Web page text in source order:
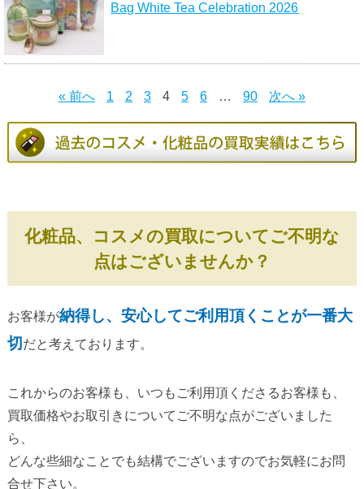
Bag White Tea Celebration 2026
« 前へ 1 2 3 4 5 6 … 90 次へ »
化粧品、コスメの買取についてご不明な
点はございませんか？
お客様が納得し、安心してご利用頂くことが一番大
切だと考えております。
これからのお客様も、いつもご利用頂くださるお客様も、
買取価格やお取引きについてご不明な点がございました
ら、
どんな些細なことでも結構でございますのでお気軽にお問
合せ下さい。